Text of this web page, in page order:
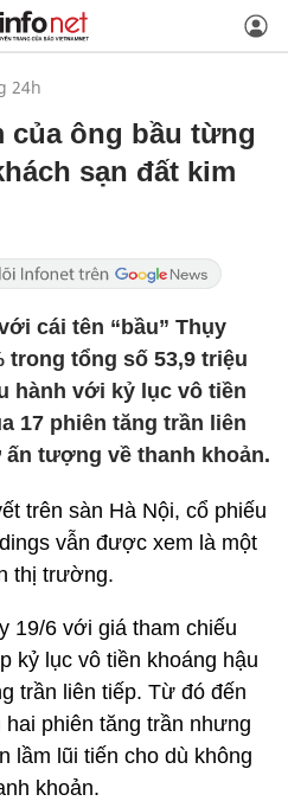
24h
của ông bầu từng
sạn đất kim
cái tên “bầu” Thụy
trong tổng số 53,9 triệu
hành với kỷ lục vô tiền
17 phiên tăng trần liên
tượng về thanh khoản.
trên sàn Hà Nội, cổ phiếu
vẫn được xem là một
thị trường.
19/6 với giá tham chiếu
kỷ lục vô tiền khoáng hậu
trần liên tiếp. Từ đó đến
phiên tăng trần nhưng
lầm lũi tiến cho dù không
khoản.